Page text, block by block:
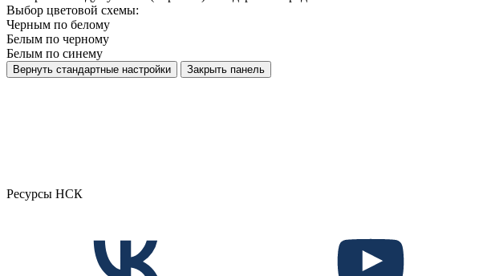
Выбор цветовой схемы:
Черным по белому
Белым по черному
Белым по синему
Вернуть стандартные настройки Закрыть панель
Ресурсы НСК